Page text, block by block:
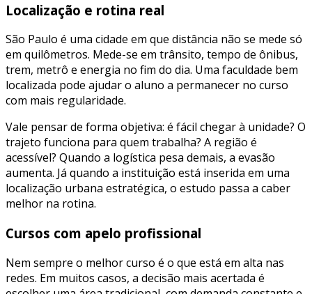
Localização e rotina real
São Paulo é uma cidade em que distância não se mede só
em quilômetros. Mede-se em trânsito, tempo de ônibus,
trem, metrô e energia no fim do dia. Uma faculdade bem
localizada pode ajudar o aluno a permanecer no curso
com mais regularidade.
Vale pensar de forma objetiva: é fácil chegar à unidade? O
trajeto funciona para quem trabalha? A região é
acessível? Quando a logística pesa demais, a evasão
aumenta. Já quando a instituição está inserida em uma
localização urbana estratégica, o estudo passa a caber
melhor na rotina.
Cursos com apelo profissional
Nem sempre o melhor curso é o que está em alta nas
redes. Em muitos casos, a decisão mais acertada é